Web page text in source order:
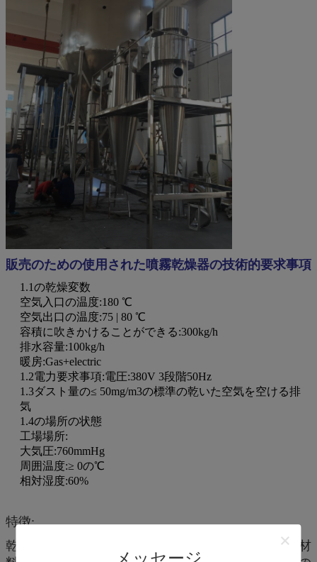
販売のための使用された噴霧乾燥器の技術的要求事項
1.1の乾燥変数
空気入口の温度:180 ℃
空気出口の温度:75 | 80 ℃
容積に吹きかけることができる:300kg/h
排水容量:100kg/h
暖房:Gas+electric
1.2電力要求事項:電圧:380V 3段階50Hz
1.3ダスト量の≤ 50mg/m3の標準の乾いた空気を空ける排
気
1.4の場所の状態
工場場所:
大気圧:760mmHg
周囲温度:≥ 0の℃
相対湿度:60%
特徴:
乾燥の速度は物質的な液体が粉砕されるとき高い、材